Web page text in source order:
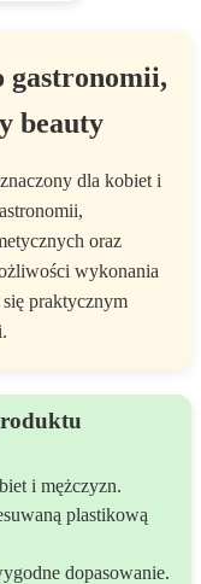
gastronomii,
beauty
dla kobiet i
oraz
wykonania
praktycznym
i mężczyzn.
plastikową
dopasowanie.